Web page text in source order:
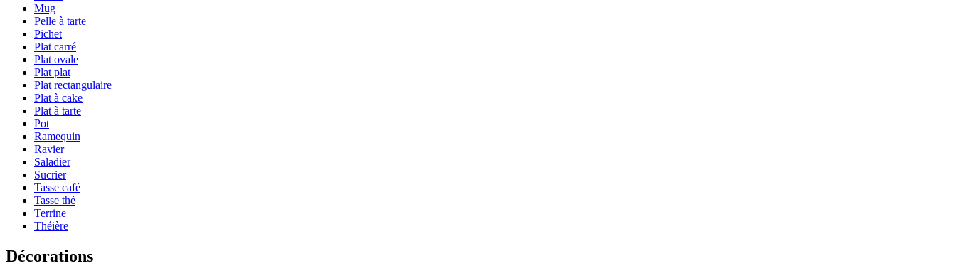
Mug
Pelle à tarte
Pichet
Plat carré
Plat ovale
Plat plat
Plat rectangulaire
Plat à cake
Plat à tarte
Pot
Ramequin
Ravier
Saladier
Sucrier
Tasse café
Tasse thé
Terrine
Théière
Décorations